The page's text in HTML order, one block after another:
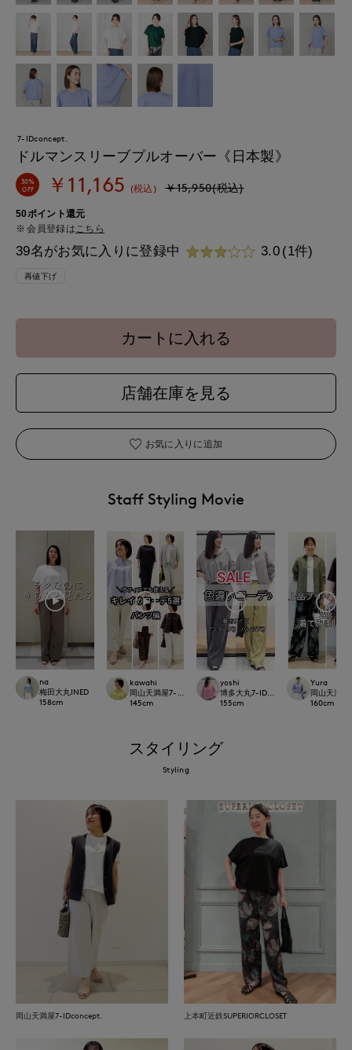
7-IDconcept.
ドルマンスリーブプルオーバー《日本製》
30%
OFF
￥11,165 (税込) ￥15,950(税込)
50ポイント還元
会員登録は こちら
39名がお気に入りに登録中 3.0 (1件)
再値下げ
カートに入れる
店舗在庫を見る
お気に入りに追加
Staff Styling Movie
na
梅田大丸INED
158cm
kawahi
岡山天満屋7-IDconcept.
145cm
yoshi
博多大丸7-IDconcept.
155cm
Yura
岡山天満
160cm
スタイリング
Styling
岡山天満屋7-IDconcept. 上本町近鉄SUPERIORCLOSET